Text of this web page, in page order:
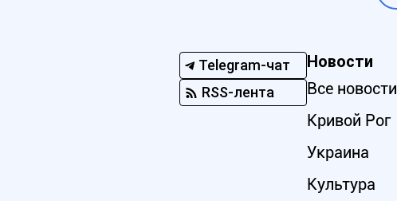
Telegram-чат
RSS-лента
Новости
Все новости
Кривой Рог
Украина
Культура